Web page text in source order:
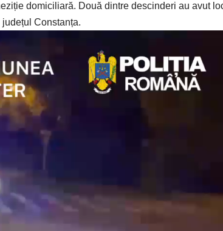
domiciliară. Două dintre descinderi au avut
Constanța.